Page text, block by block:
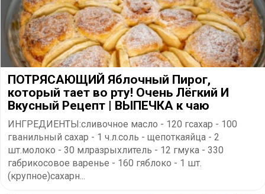
ПОТРЯСАЮЩИЙ Яблочный Пирог,
который тает во рту! Очень Лёгкий И
Вкусный Рецепт | ВЫПЕЧКА к чаю
ИНГРЕДИЕНТЫ:сливочное масло - 120 гсахар - 100
гванильный сахар - 1 ч.л.соль - щепоткаяйца - 2
шт.молоко - 30 млразрыхлитель - 12 гмука - 330
габрикосовое варенье - 160 гяблоко - 1 шт.
(крупное)сахарн...